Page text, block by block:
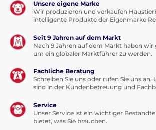
Unsere eigene Marke
Wir produzieren und verkaufen
intelligente Produkte der Eigenmarke
Seit 9 Jahren auf dem Markt
Nach 9 Jahren auf dem Markt haben wir
um ein globaler Marktführer zu werden.
Fachliche Beratung
Schreiben Sie uns oder rufen Sie uns an.
sind in der Kundenbetreuung und
Service
Unser Service ist ein wichtiger
bietet, was Sie brauchen.